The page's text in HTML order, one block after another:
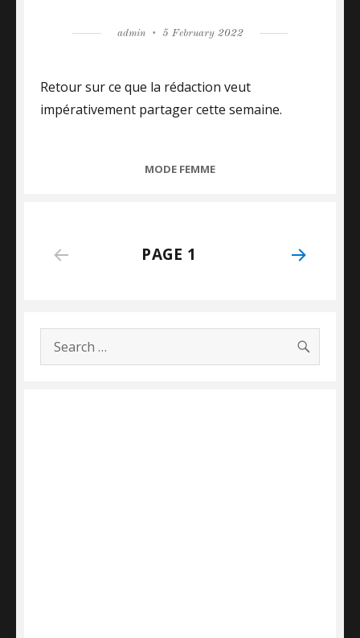
Author
admin
Posted
5 February 2022
Retour sur ce que la rédaction veut
impérativement partager cette semaine.
CATEGORIES
MODE FEMME
Posts
PAGE 1
Search
for: